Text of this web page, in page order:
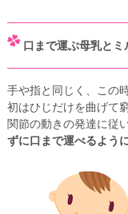
口まで運ぶ母乳と
手や指と同じく、この
初はひじだけを曲げて
関節の動きの発達に従い
ずに口まで運べるよう